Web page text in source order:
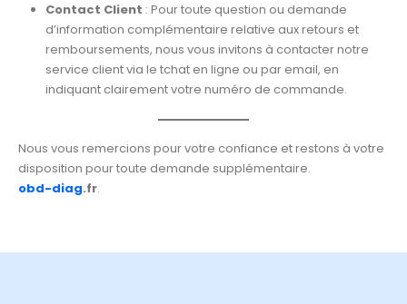
Contact Client : Pour toute question ou demande
d’information complémentaire relative aux retours et
remboursements, nous vous invitons à contacter notre
service client via le tchat en ligne ou par email, en
indiquant clairement votre numéro de commande.
Nous vous remercions pour votre confiance et restons à votre
disposition pour toute demande supplémentaire.
obd-diag.fr.